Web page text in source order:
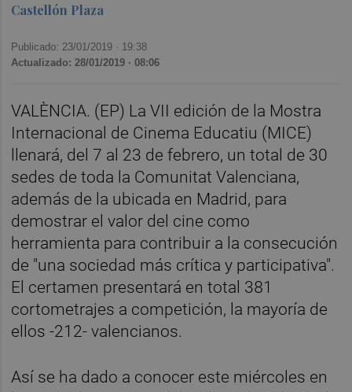
Castellón Plaza
Publicado: 23/01/2019 · 19:38
Actualizado: 28/01/2019 · 08:06
VALÈNCIA. (EP) La VII edición de la Mostra
Internacional de Cinema Educatiu (MICE)
llenará, del 7 al 23 de febrero, un total de 30
sedes de toda la Comunitat Valenciana,
además de la ubicada en Madrid, para
demostrar el valor del cine como
herramienta para contribuir a la consecución
de "una sociedad más crítica y participativa".
El certamen presentará en total 381
cortometrajes a competición, la mayoría de
ellos -212- valencianos.
Así se ha dado a conocer este miércoles en